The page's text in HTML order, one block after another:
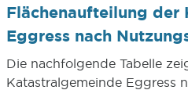
Flächenaufteilung der
Eggress nach
Die nachfolgende Tabelle
Katastralgemeinde Eggress